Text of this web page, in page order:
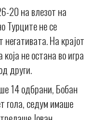
20 на влезот на
Турците не се
На крајот
не остана во игра
други.
14 одбрани, Бобан
гола, седум имаше